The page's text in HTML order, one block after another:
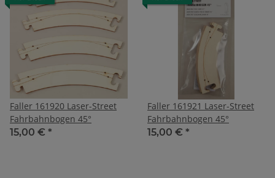
Faller 161920 Laser-Street
Fahrbahnbogen 45°
15,00 € *
Faller 161921 Laser-Street
Fahrbahnbogen 45°
15,00 € *